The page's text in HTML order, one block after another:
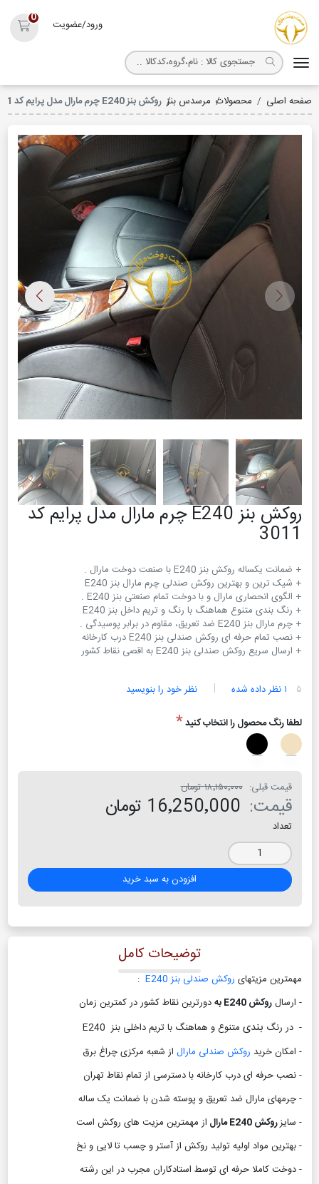
ورود/عضویت
0
صفحه اصلی محصولات مرسدس بنز روکش بنز E240 چرم مارال مدل پرایم کد 3011
روکش بنز E240 چرم مارال مدل پرایم کد
3011
+ ارسال سریع روکش صندلی بنز E240 به اقصی نقاط کشور
۵ ۱ نظر داده شده نظر خود را بنویسید
لطفا رنگ محصول را انتخاب کنید*
قیمت قبلی: ۱۸٬۱۵۰٬۰۰۰ تومان
قیمت: 16٬250٬000 تومان
تعداد
افزودن به سبد خرید
توضیحات کامل
مهمترین مزیتهای روکش صندلی بنز E240
:
- ارسالروکش E240 به
دورترین نقاط کشور در کمترین زمان
- در رنگ بندی متنوع و هماهنگ با تریم داخلی بنز E240
- امکان خرید روکش صندلی مارال از شعبه مرکزی چراغ برق
- نصب حرفه ای درب کارخانه با دسترسی از تمام نقاط تهران
- چرمهای مارال ضد تعریق و پوسته شدن با ضمانت یک ساله
- سایزروکش E240 مارال
از مهمترین مزیت های روکش است
- بهترین مواد اولیه تولید روکش از آستر و چسب تا لایی و نخ
- دوخت کاملا حرفه ای توسط استادکاران مجرب در این رشته